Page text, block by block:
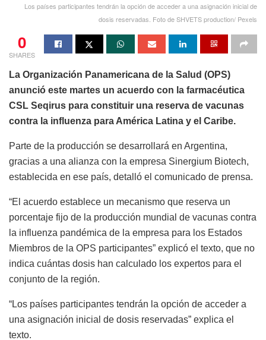
Los países participantes tendrán la opción de acceder a una asignación inicial de
dosis reservadas. Foto de SHVETS production/ Pexels
0
SHARES
La Organización Panamericana de la Salud (OPS)
anunció este martes un acuerdo con la farmacéutica
CSL Seqirus para constituir una reserva de vacunas
contra la influenza para América Latina y el Caribe.
Parte de la producción se desarrollará en Argentina,
gracias a una alianza con la empresa Sinergium Biotech,
establecida en ese país, detalló el comunicado de prensa.
“El acuerdo establece un mecanismo que reserva un
porcentaje fijo de la producción mundial de vacunas contra
la influenza pandémica de la empresa para los Estados
Miembros de la OPS participantes” explicó el texto, que no
indica cuántas dosis han calculado los expertos para el
conjunto de la región.
“Los países participantes tendrán la opción de acceder a
una asignación inicial de dosis reservadas” explica el
texto.